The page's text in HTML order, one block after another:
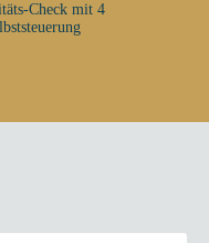
Check mit 4